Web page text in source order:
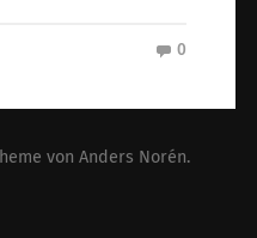
0
von Anders Norén.